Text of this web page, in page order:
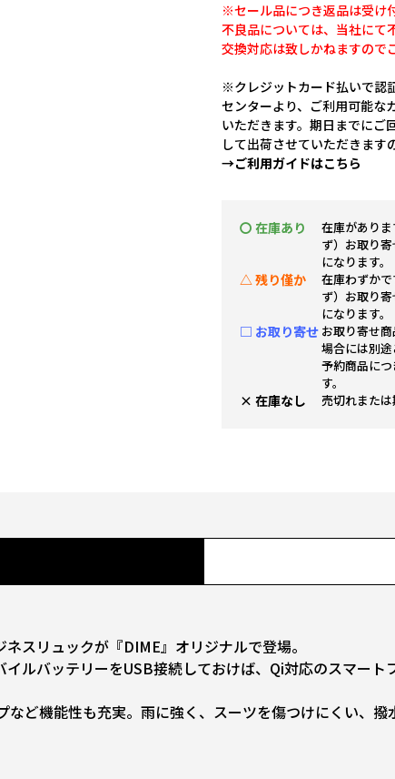
※セール品につき返品は受け
不良品については、当社にて
交換対応は致しかねますので
※クレジットカード払いで認
センターより、ご利用可能な
いただきます。期日までにご
して出荷させていただきます
→ご利用ガイドはこちら
〇 在庫あり
在庫があり
ず）お取り
になります。
△ 残り僅か
在庫わずか
ず）お取り
になります。
□ お取り寄せ お取り寄せ
場合には別途
予約商品に
す。
× 在庫なし 売切れまたは
スリュックが『DIME』オリジナルで登場。
バッテリーをUSB接続しておけば、Qi対応のスマート
ど機能性も充実。雨に強く、スーツを傷つけにくい、撥